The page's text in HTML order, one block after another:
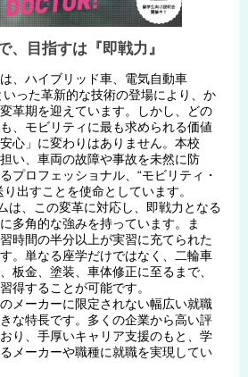
、目指すは『即戦力』
、ハイブリッド車、電気自動車
いった革新的な技術の登場により、か
革期を迎えています。しかし、どの
、モビリティに最も求められる価値
心」に変わりはありません。本校
い、車両の故障や事故を未然に防
プロフェッショナル、“モビリティ・
り出すことを使命としています。
は、この変革に対応し、即戦力となる
多角的な強みを持っています。ま
時間の半分以上が実習に充てられた
。単なる座学だけではなく、二輪車
板金、塗装、車体修正に至るまで、
得することが可能です。
メーカーに限定されない幅広い就職
な特長です。多くの企業から高い評
り、手厚いキャリア支援のもと、学
メーカーや職種に就職を実現してい